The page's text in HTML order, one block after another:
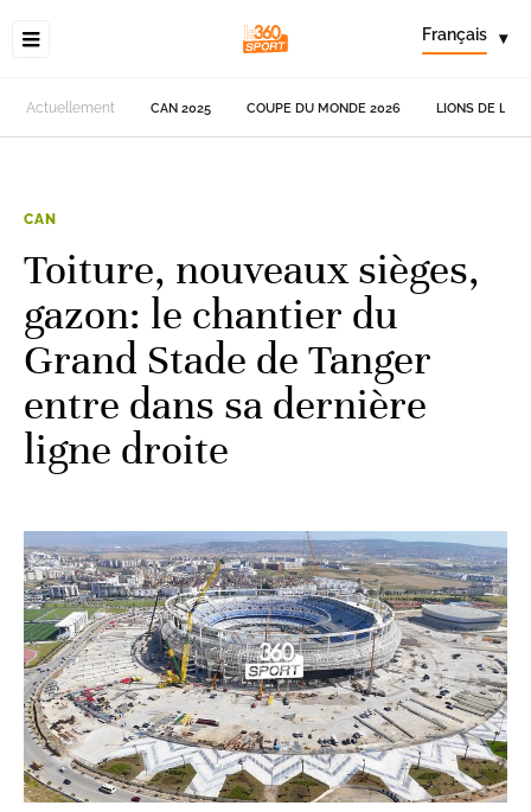
Français ▾
Actuellement CAN 2025 COUPE DU MONDE 2026 LIONS DE
CAN
Toiture, nouveaux sièges,
gazon: le chantier du
Grand Stade de Tanger
entre dans sa dernière
ligne droite